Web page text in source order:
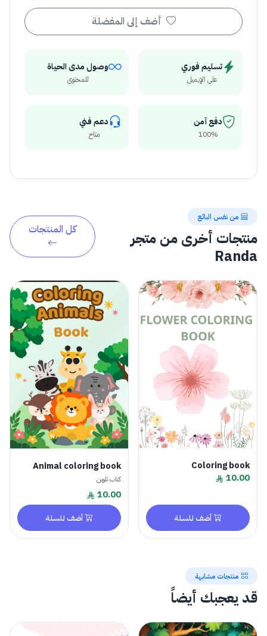
أضف إلى المفضلة
تسليم فوري
على الإيميل
وصول مدى الحياة
للمحتوى
دفع آمن
100%
دعم فني
متاح
من نفس البائع
منتجات أخرى من متجر
Randa
كل المنتجات
Coloring book
10.00
أضف للسلة
Animal coloring book
كتاب تلوين
10.00
أضف للسلة
منتجات مشابهة
قد يعجبك أيضاً